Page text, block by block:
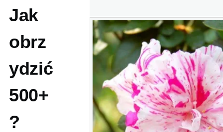
Jak
obrz
ydzić
500+
?